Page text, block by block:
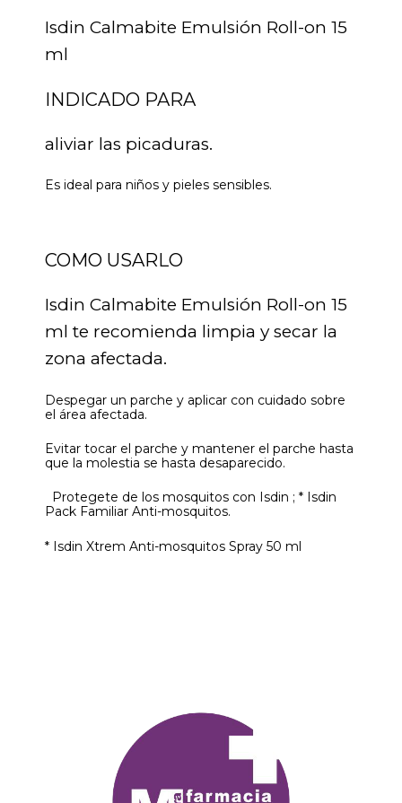
Isdin Calmabite Emulsión Roll-on 15
ml
INDICADO PARA
aliviar las picaduras.
Es ideal para niños y pieles sensibles.
COMO USARLO
Isdin Calmabite Emulsión Roll-on 15
ml te recomienda limpia y secar la
zona afectada.
Despegar un parche y aplicar con cuidado sobre
el área afectada.
Evitar tocar el parche y mantener el parche hasta
que la molestia se hasta desaparecido.
Protegete de los mosquitos con Isdin ; * Isdin
Pack Familiar Anti-mosquitos.
* Isdin Xtrem Anti-mosquitos Spray 50 ml